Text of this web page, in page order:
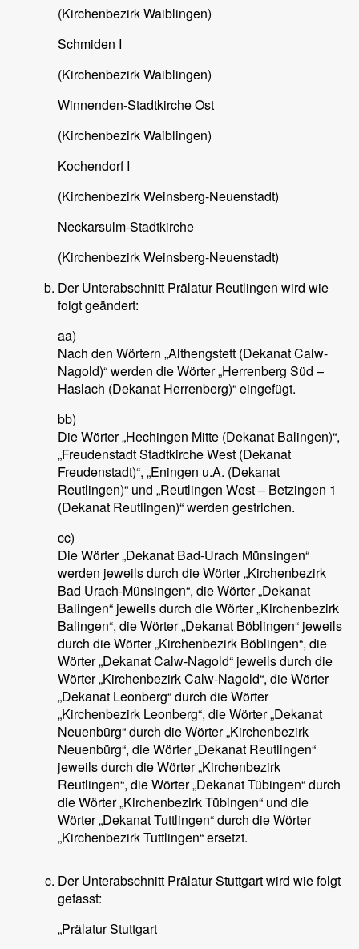
(Kirchenbezirk Waiblingen)
Schmiden I
(Kirchenbezirk Waiblingen)
Winnenden-Stadtkirche Ost
(Kirchenbezirk Waiblingen)
Kochendorf I
(Kirchenbezirk Weinsberg-Neuenstadt)
Neckarsulm-Stadtkirche
(Kirchenbezirk Weinsberg-Neuenstadt)
Der Unterabschnitt Prälatur Reutlingen wird wie
folgt geändert:
aa)
Nach den Wörtern „Althengstett (Dekanat Calw-
Nagold)“ werden die Wörter „Herrenberg Süd –
Haslach (Dekanat Herrenberg)“ eingefügt.
bb)
Die Wörter „Hechingen Mitte (Dekanat Balingen)“,
„Freudenstadt Stadtkirche West (Dekanat
Freudenstadt)“, „Eningen u.A. (Dekanat
Reutlingen)“ und „Reutlingen West – Betzingen 1
(Dekanat Reutlingen)“ werden gestrichen.
cc)
Die Wörter „Dekanat Bad-Urach Münsingen“
werden jeweils durch die Wörter „Kirchenbezirk
Bad Urach-Münsingen“, die Wörter „Dekanat
Balingen“ jeweils durch die Wörter „Kirchenbezirk
Balingen“, die Wörter „Dekanat Böblingen“ jeweils
durch die Wörter „Kirchenbezirk Böblingen“, die
Wörter „Dekanat Calw-Nagold“ jeweils durch die
Wörter „Kirchenbezirk Calw-Nagold“, die Wörter
„Dekanat Leonberg“ durch die Wörter
„Kirchenbezirk Leonberg“, die Wörter „Dekanat
Neuenbürg“ durch die Wörter „Kirchenbezirk
Neuenbürg“, die Wörter „Dekanat Reutlingen“
jeweils durch die Wörter „Kirchenbezirk
Reutlingen“, die Wörter „Dekanat Tübingen“ durch
die Wörter „Kirchenbezirk Tübingen“ und die
Wörter „Dekanat Tuttlingen“ durch die Wörter
„Kirchenbezirk Tuttlingen“ ersetzt.
Der Unterabschnitt Prälatur Stuttgart wird wie folgt
gefasst:
„Prälatur Stuttgart